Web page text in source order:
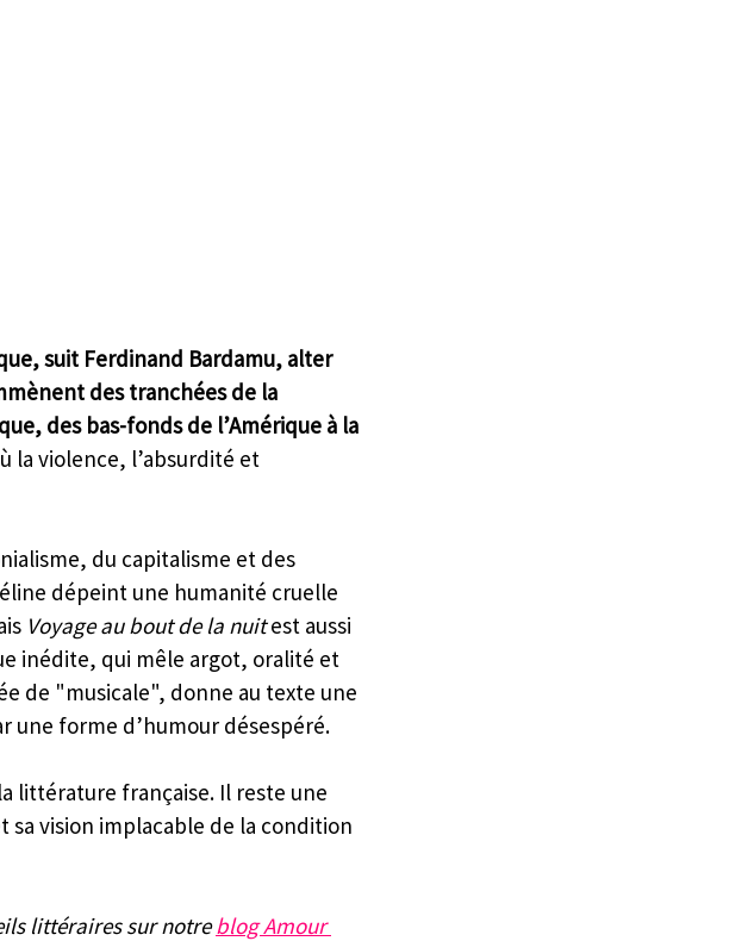
suit Ferdinand Bardamu, alter
des tranchées de la
des bas-fonds de l’Amérique à la
la violence, l’absurdité et
du capitalisme et des
dépeint une humanité cruelle
Voyage au bout de la nuit est aussi
inédite, qui mêle argot, oralité et
de "musicale", donne au texte une
une forme d’humour désespéré.
littérature française. Il reste une
vision implacable de la condition
littéraires sur notre blog Amour